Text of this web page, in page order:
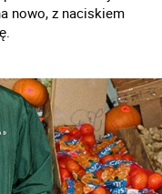
nowo, z naciskiem